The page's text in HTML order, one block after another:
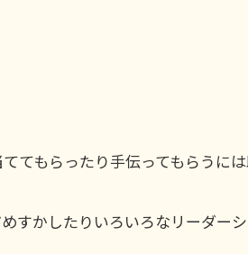
てもらったり手伝ってもらうに
すかしたりいろいろなリーダー